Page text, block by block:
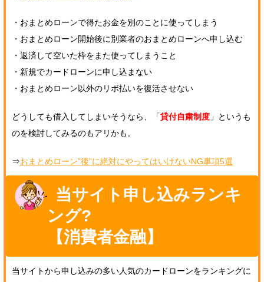
・おまとめローンで得たお金を別のことに使ってしまう
・おまとめローン開始後に別業者のおまとめローンへ申し込む
・返済して空いた枠をまた使ってしまうこと
・新規でカードローンに申し込まない
・おまとめローン以外のリボ払いを復活させない
どうしても借入してしまいそうなら、「貸付自粛制度 」というも
のを検討してみるのもアリかも。
⇒おまとめローン”後”に絶対にやってはいけないNG事項5選
当サイト申し込みランキ
ング?
【消費者金融】
当サイトから申し込みの多い人気のカードローンをランキングに